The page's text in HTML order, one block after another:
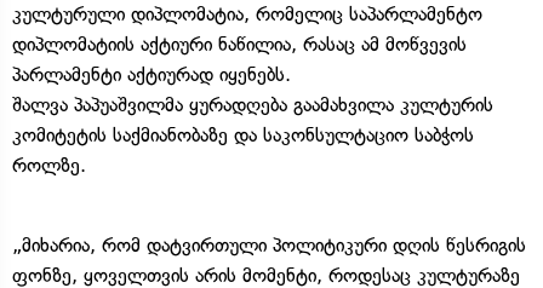
კულტურული დიპლომატია, რომელიც საპარლამენტო
დიპლომატიის აქტიური ნაწილია, რასაც ამ მოწვევის
პარლამენტი აქტიურად იყენებს.
შალვა პაპუაშვილმა ყურადღება გაამახვილა კულტურის
კომიტეტის საქმიანობაზე და საკონსულტაციო საბჭოს
როლზე.
„მიხარია, რომ დატვირთული პოლიტიკური დღის წესრიგის
ფონზე, ყოველთვის არის მომენტი, როდესაც კულტურაზე